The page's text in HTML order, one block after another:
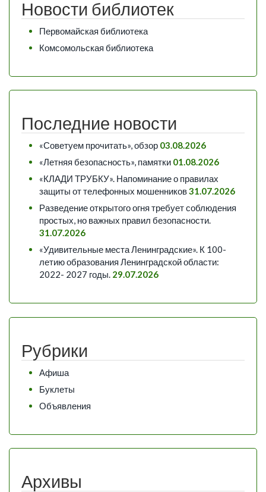
Новости библиотек
Первомайская библиотека
Комсомольская библиотека
Последние новости
«Советуем прочитать», обзор 03.08.2026
«Летняя безопасность», памятки 01.08.2026
«КЛАДИ ТРУБКУ». Напоминание о правилах
защиты от телефонных мошенников31.07.2026
Разведение открытого огня требует соблюдения
простых, но важных правил безопасности.
31.07.2026
«Удивительные места Ленинградские». К 100-
летию образования Ленинградской области:
2022- 2027 годы. 29.07.2026
Рубрики
Афиша
Буклеты
Объявления
Архивы